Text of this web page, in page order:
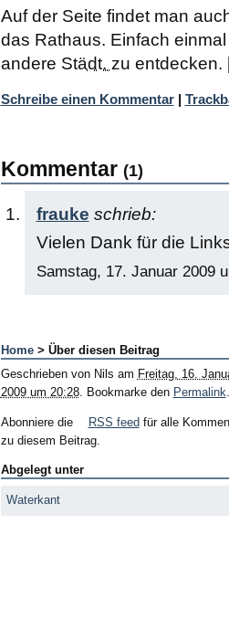
Auf der Seite findet man
das Rathaus. Einfach
andere Städt. zu entdecken.
Schreibe einen Kommentar |
Kommentar (1)
frauke schrieb:
Vielen Dank für die
Samstag, 17. Januar 2009
Home> Über diesen Beitrag
Geschrieben von Nils am Freitag, 16.
2009 um 20:28. Bookmarke den Permalink.
Abonniere die RSS feed für alle
zu diesem Beitrag.
Abgelegt unter
Waterkant